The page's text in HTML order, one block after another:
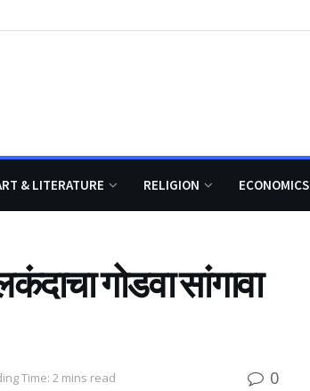
& LITERATURE RELIGION ECONOMICS
गोडवा सांगावा
Time: 2 mins read 0